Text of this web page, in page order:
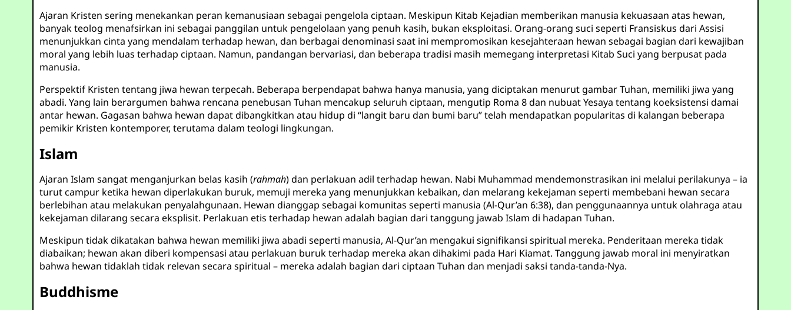
Ajaran Kristen sering menekankan peran kemanusiaan sebagai pengelola ciptaan. Meskipun Kitab Kejadian memberikan manusia kekuasaan atas hewan,
banyak teolog menafsirkan ini sebagai panggilan untuk pengelolaan yang penuh kasih, bukan eksploitasi. Orang-orang suci seperti Fransiskus dari Assisi
menunjukkan cinta yang mendalam terhadap hewan, dan berbagai denominasi saat ini mempromosikan kesejahteraan hewan sebagai bagian dari kewajiban
moral yang lebih luas terhadap ciptaan. Namun, pandangan bervariasi, dan beberapa tradisi masih memegang interpretasi Kitab Suci yang berpusat pada
manusia.
Perspektif Kristen tentang jiwa hewan terpecah. Beberapa berpendapat bahwa hanya manusia, yang diciptakan menurut gambar Tuhan, memiliki jiwa yang
abadi. Yang lain berargumen bahwa rencana penebusan Tuhan mencakup seluruh ciptaan, mengutip Roma 8 dan nubuat Yesaya tentang koeksistensi damai
antar hewan. Gagasan bahwa hewan dapat dibangkitkan atau hidup di “langit baru dan bumi baru” telah mendapatkan popularitas di kalangan beberapa
pemikir Kristen kontemporer, terutama dalam teologi lingkungan.
Islam
Ajaran Islam sangat menganjurkan belas kasih (rahmah) dan perlakuan adil terhadap hewan. Nabi Muhammad mendemonstrasikan ini melalui perilakunya – ia
turut campur ketika hewan diperlakukan buruk, memuji mereka yang menunjukkan kebaikan, dan melarang kekejaman seperti membebani hewan secara
berlebihan atau melakukan penyalahgunaan. Hewan dianggap sebagai komunitas seperti manusia (Al-Qur’an 6:38), dan penggunaannya untuk olahraga atau
kekejaman dilarang secara eksplisit. Perlakuan etis terhadap hewan adalah bagian dari tanggung jawab Islam di hadapan Tuhan.
Meskipun tidak dikatakan bahwa hewan memiliki jiwa abadi seperti manusia, Al-Qur’an mengakui signifikansi spiritual mereka. Penderitaan mereka tidak
diabaikan; hewan akan diberi kompensasi atau perlakuan buruk terhadap mereka akan dihakimi pada Hari Kiamat. Tanggung jawab moral ini menyiratkan
bahwa hewan tidaklah tidak relevan secara spiritual – mereka adalah bagian dari ciptaan Tuhan dan menjadi saksi tanda-tanda-Nya.
Buddhisme